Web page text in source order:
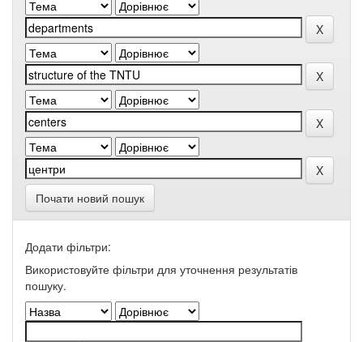
Почати новий пошук
Додати фільтри:
Використовуйте фільтри для уточнення результатів
пошуку.